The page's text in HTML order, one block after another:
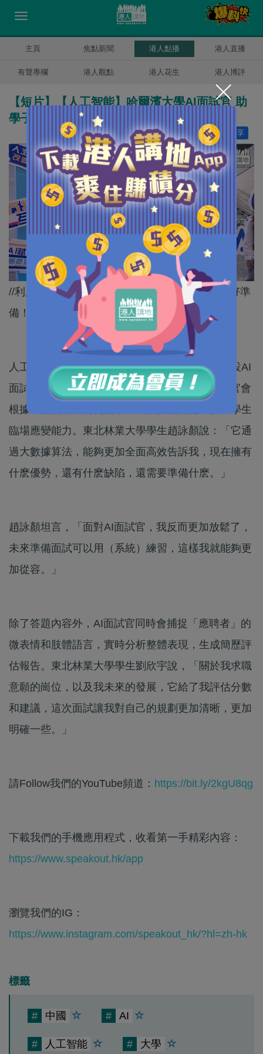
主頁 焦點新聞 港人點播 港人直播
有聲專欄 港人觀點 港人花生 港人博評
【短片】【人工智能】哈爾濱大學AI面試官 助
學子訂造「求職良方」
分享
讚好 2
//利用AI模擬面試同分析CV，幫學生未來搵工做好準
備！//
人工智能發展一日千里，哈爾濱東北林業大學增設AI
面試模擬區，為學生未來就業做好準備，AI面試官會
根據「應聘者」的簡歷，生成個性化問題，訓練學生
臨場應變能力。東北林業大學學生趙詠顏說：「​它通
過大數據算法，能夠更加全面高效告訴我，現在擁有
什麽優勢，還有什麽缺陷，還需要準備什麽。」
趙詠顏坦言，「面對AI面試官，我反而更加放鬆了，
未來準備面試可以用（系統）練習，這樣我就能夠更
加從容。」
除了答題內容外，AI面試官同時會捕捉「應聘者」的
微表情和肢體語言，實時分析整體表現，生成簡歷評
估報告。東北林業大學學生劉欣宇說，「關於我求職
意願的崗位，以及我未來的發展，它給了我評估分數
和建議，這次面試讓我對自己的規劃更加清晰，更加
明確一些。」
請Follow我們的YouTube頻道： https://bit.ly/2kgU8qg
下載我們的手機應用程式，收看第一手精彩內容：
https://www.speakout.hk/app
瀏覽我們的IG：
https://www.instagram.com/speakout_hk/?hl=zh-hk
標籤
# 中國 # AI
# 人工智能 # 大學